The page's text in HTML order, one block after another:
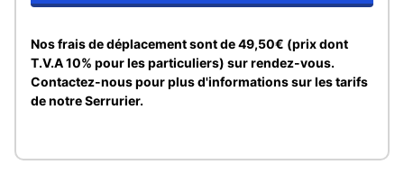
Nos frais de déplacement sont de 49,50€ (prix dont
T.V.A 10% pour les particuliers) sur rendez-vous.
Contactez-nous pour plus d'informations sur les tarifs
de notre Serrurier.